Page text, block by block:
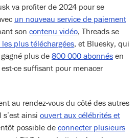
va profiter de 2024 pour se
un nouveau service de paiement
son contenu vidéo, Threads se
plus téléchargées, et Bluesky, qui
gagné plus de 800 000 abonnés en
ce suffisant pour menacer
au rendez-vous du côté des autres
s’est ainsi ouvert aux célébrités et
possible de connecter plusieurs